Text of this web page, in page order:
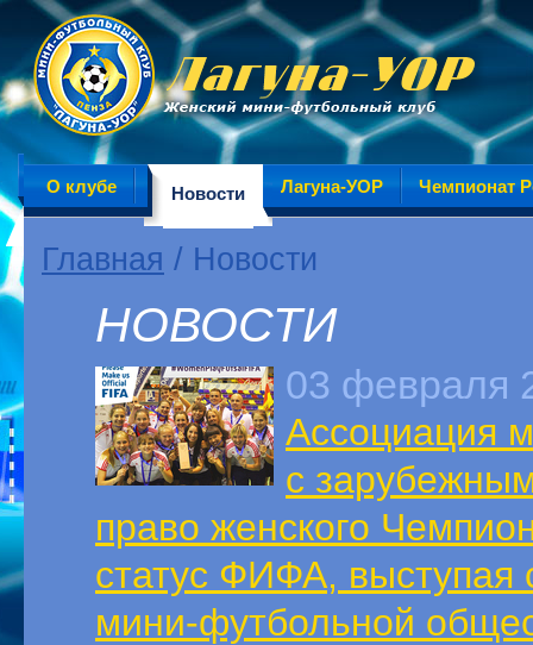
О клубе Новости Лагуна-УОР Чемпионат
Главная / Новости
НОВОСТИ
03 февраля
Ассоциация
с
право женского
статус ФИФА, выступая
мини-футбольной